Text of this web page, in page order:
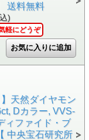
送料無料
)
軽にどうぞ
天然ダイヤモン
Dカラー, VVS-
ィファイド・ブ
中央宝石研究所